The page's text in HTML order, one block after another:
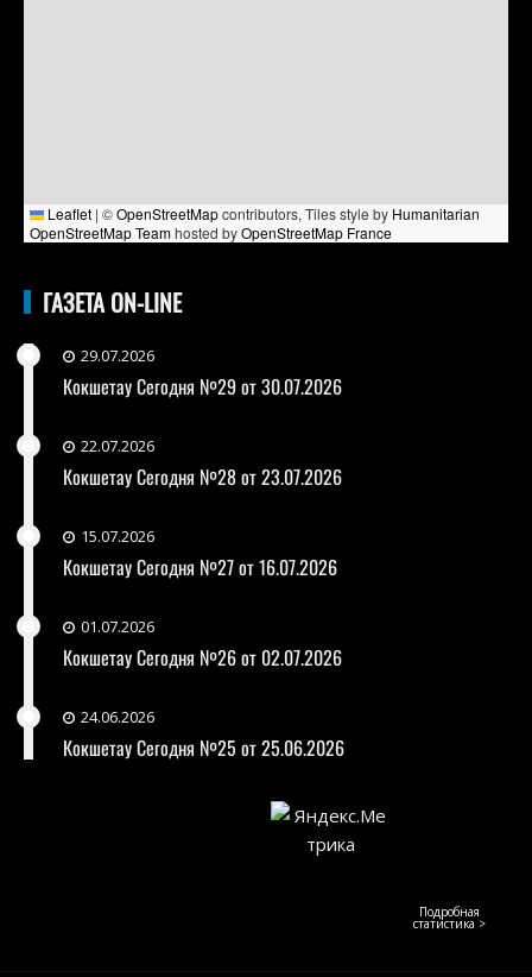
Leaflet | ©OpenStreetMapcontributors, Tiles style by Humanitarian
OpenStreetMap Teamhosted byOpenStreetMap France
ГАЗЕТА ON-LINE
29.07.2026
Кокшетау Сегодня №29 от 30.07.2026
22.07.2026
Кокшетау Сегодня №28 от 23.07.2026
15.07.2026
Кокшетау Сегодня №27 от 16.07.2026
01.07.2026
Кокшетау Сегодня №26 от 02.07.2026
24.06.2026
Кокшетау Сегодня №25 от 25.06.2026
Подробная
статистика >